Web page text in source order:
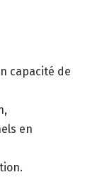
capacité de
en